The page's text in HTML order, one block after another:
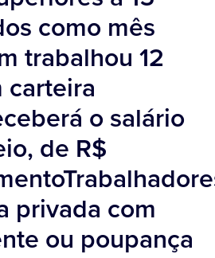
como mês
trabalhou 12
carteira
o salário
de R$
privada com
ou poupança